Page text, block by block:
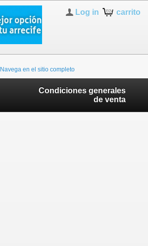
carrito
Log in
Navega en el sitio completo
Condiciones generales
de venta